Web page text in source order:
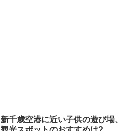
新千歳空港に近い子供の遊び場、